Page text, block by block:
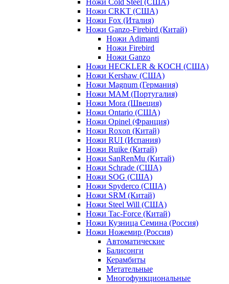
Ножи CRKT (США)
Ножи Fox (Италия)
Ножи Ganzo-Firebird (Китай)
Ножи Adimanti
Ножи Firebird
Ножи Ganzo
Ножи HECKLER & KOCH (США)
Ножи Kershaw (США)
Ножи Magnum (Германия)
Ножи MAM (Португалия)
Ножи Mora (Швеция)
Ножи Ontario (США)
Ножи Opinel (Франция)
Ножи Roxon (Китай)
Ножи RUI (Испания)
Ножи Ruike (Китай)
Ножи SanRenMu (Китай)
Ножи Schrade (США)
Ножи SOG (США)
Ножи Spyderco (США)
Ножи SRM (Китай)
Ножи Steel Will (США)
Ножи Tac-Force (Китай)
Ножи Кузница Семина (Россия)
Ножи Ножемир (Россия)
Автоматические
Балисонги
Керамбиты
Метательные
Многофункциональные